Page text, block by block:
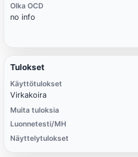
Olka OCD
no info
Tulokset
Käyttötulokset
Virkakoira
Muita tuloksia
Luonnetesti/MH
Näyttelytulokset